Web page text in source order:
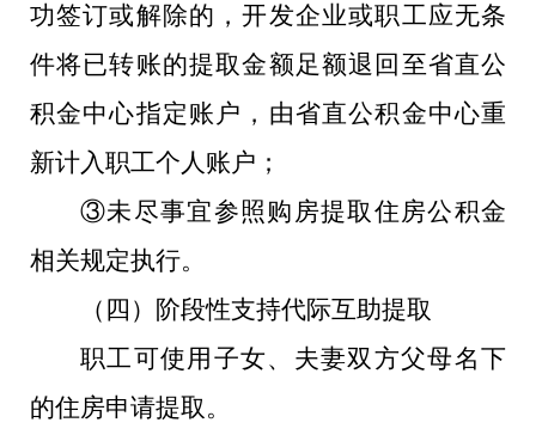
功签订或解除的，开发企业或职工应无条
件将已转账的提取金额足额退回至省直公
积金中心指定账户，由省直公积金中心重
新计入职工个人账户；
③未尽事宜参照购房提取住房公积金
相关规定执行。
（四）阶段性支持代际互助提取
职工可使用子女、夫妻双方父母名下
的住房申请提取。